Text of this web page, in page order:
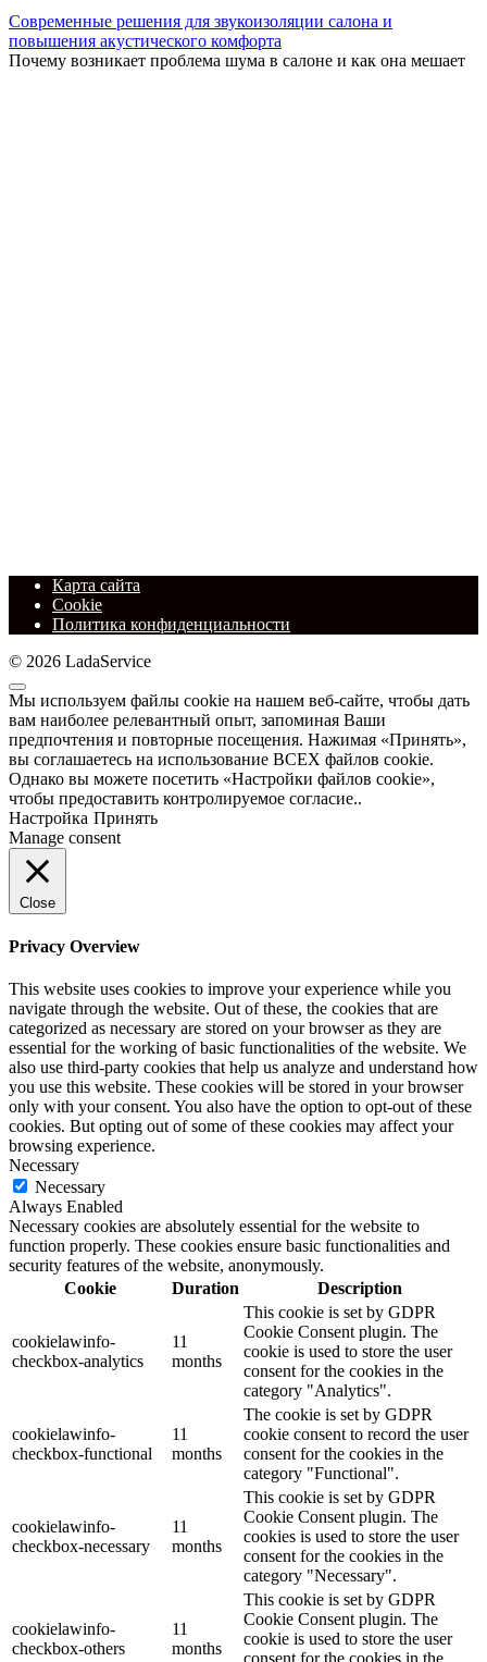
Современные решения для звукоизоляции салона и
повышения акустического комфорта
Почему возникает проблема шума в салоне и как она мешает
Карта сайта
Cookie
Политика конфиденциальности
© 2026 LadaService
Мы используем файлы cookie на нашем веб-сайте, чтобы дать
вам наиболее релевантный опыт, запоминая Ваши
предпочтения и повторные посещения. Нажимая «Принять»,
вы соглашаетесь на использование ВСЕХ файлов cookie.
Однако вы можете посетить «Настройки файлов cookie»,
чтобы предоставить контролируемое согласие..
Настройка Принять
Manage consent
Close
Privacy Overview
This website uses cookies to improve your experience while you
navigate through the website. Out of these, the cookies that are
categorized as necessary are stored on your browser as they are
essential for the working of basic functionalities of the website. We
also use third-party cookies that help us analyze and understand how
you use this website. These cookies will be stored in your browser
only with your consent. You also have the option to opt-out of these
cookies. But opting out of some of these cookies may affect your
browsing experience.
Necessary
Necessary
Always Enabled
Necessary cookies are absolutely essential for the website to
function properly. These cookies ensure basic functionalities and
security features of the website, anonymously.
Cookie
Duration Description
cookielawinfo-
checkbox-analytics
11
months
This cookie is set by GDPR
Cookie Consent plugin. The
cookie is used to store the user
consent for the cookies in the
category "Analytics".
cookielawinfo-
checkbox-functional
11
months
The cookie is set by GDPR
cookie consent to record the user
consent for the cookies in the
category "Functional".
cookielawinfo-
checkbox-necessary
11
months
This cookie is set by GDPR
Cookie Consent plugin. The
cookies is used to store the user
consent for the cookies in the
category "Necessary".
cookielawinfo-
checkbox-others
11
months
This cookie is set by GDPR
Cookie Consent plugin. The
cookie is used to store the user